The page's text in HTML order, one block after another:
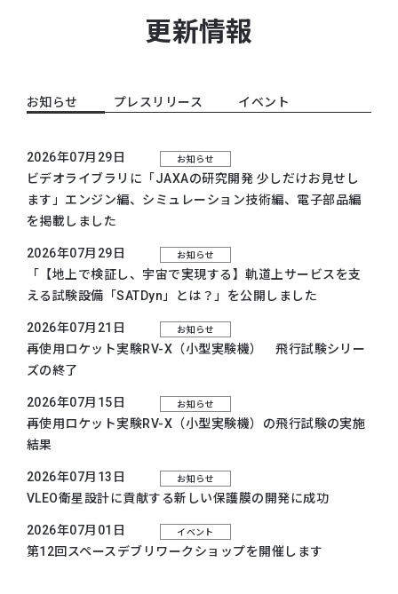
更新情報
お知らせ プレスリリース イベント
2026年07月29日 お知らせ
ビデオライブラリに「JAXAの研究開発 少しだけお見せし
ます」エンジン編、シミュレーション技術編、電子部品編
を掲載しました
2026年07月29日 お知らせ
「【地上で検証し、宇宙で実現する】軌道上サービスを支
える試験設備「SATDyn」とは？」を公開しました
2026年07月21日 お知らせ
再使用ロケット実験RV-X（小型実験機） 飛行試験シリー
ズの終了
2026年07月15日 お知らせ
再使用ロケット実験RV-X（小型実験機）の飛行試験の実施
結果
2026年07月13日 お知らせ
VLEO衛星設計に貢献する新しい保護膜の開発に成功
2026年07月01日 イベント
第12回スペースデブリワークショップを開催します